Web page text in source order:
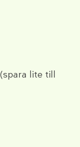
lite till